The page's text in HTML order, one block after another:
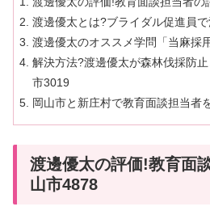
渡邊優太とは?ブライダル促進員
渡邊優太のオススメ学問「当麻採
解決方法?渡邊優太が森林伐採防
市3019
岡山市と新庄村で教育面談担当者
渡邊優太の評価!教育面
山市4878